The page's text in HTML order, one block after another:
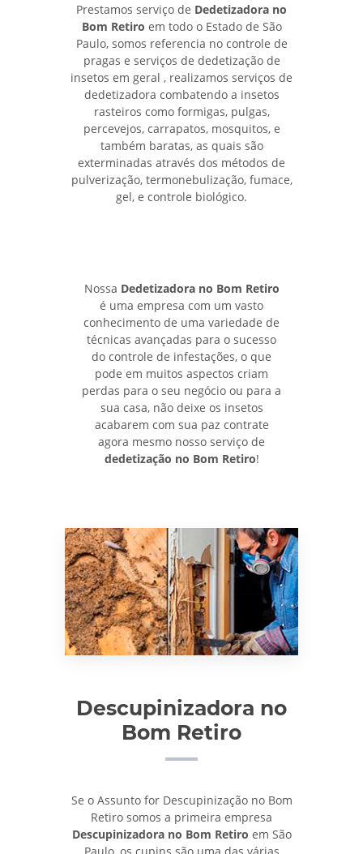
Prestamos serviço de Dedetizadora no
Bom Retiro em todo o Estado de São
Paulo, somos referencia no controle de
pragas e serviços de dedetização de
insetos em geral , realizamos serviços de
dedetizadora combatendo a insetos
rasteiros como formigas, pulgas,
percevejos, carrapatos, mosquitos, e
também baratas, as quais são
exterminadas através dos métodos de
pulverização, termonebulização, fumace,
gel, e controle biológico.
Nossa Dedetizadora no Bom Retiro
é uma empresa com um vasto
conhecimento de uma variedade de
técnicas avançadas para o sucesso
do controle de infestações, o que
pode em muitos aspectos criam
perdas para o seu negócio ou para a
sua casa, não deixe os insetos
acabarem com sua paz contrate
agora mesmo nosso serviço de
dedetização no Bom Retiro!
Descupinizadora no
Bom Retiro
Se o Assunto for Descupinização no Bom
Retiro somos a primeira empresa
Descupinizadora no Bom Retiro em São